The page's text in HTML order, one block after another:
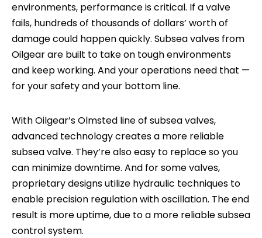
environments, performance is critical. If a valve
fails, hundreds of thousands of dollars’ worth of
damage could happen quickly. Subsea valves from
Oilgear are built to take on tough environments
and keep working. And your operations need that —
for your safety and your bottom line.
With Oilgear’s Olmsted line of subsea valves,
advanced technology creates a more reliable
subsea valve. They’re also easy to replace so you
can minimize downtime. And for some valves,
proprietary designs utilize hydraulic techniques to
enable precision regulation with oscillation. The end
result is more uptime, due to a more reliable subsea
control system.